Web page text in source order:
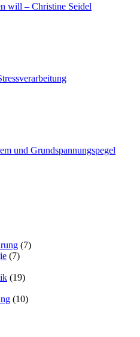
will – Christine Seidel
und Grundspannungspegel
(7)
(7)
(19)
(10)